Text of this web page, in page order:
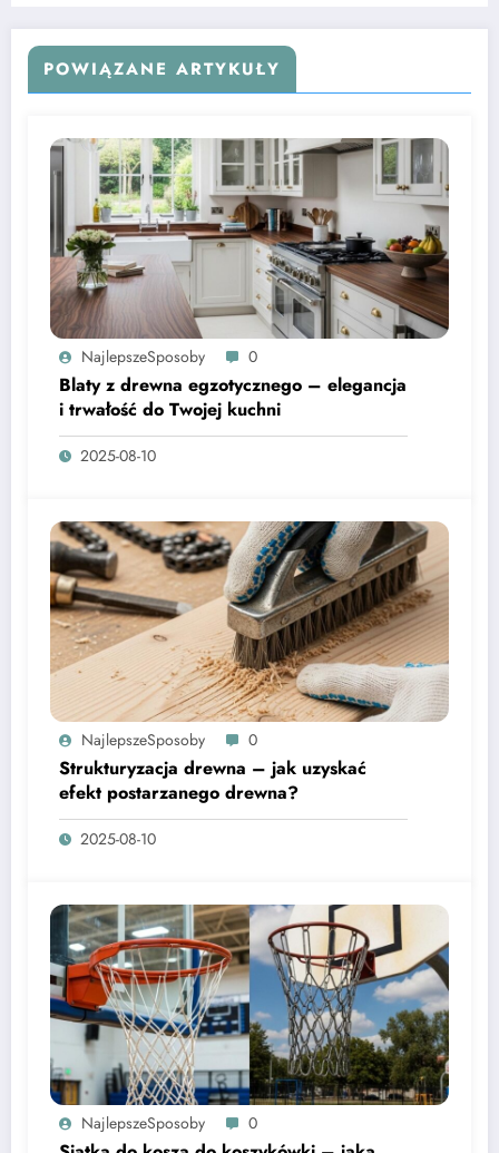
POWIĄZANE ARTYKUŁY
NajlepszeSposoby 0
Blaty z drewna egzotycznego – elegancja
i trwałość do Twojej kuchni
2025-08-10
NajlepszeSposoby 0
Strukturyzacja drewna – jak uzyskać
efekt postarzanego drewna?
2025-08-10
NajlepszeSposoby 0